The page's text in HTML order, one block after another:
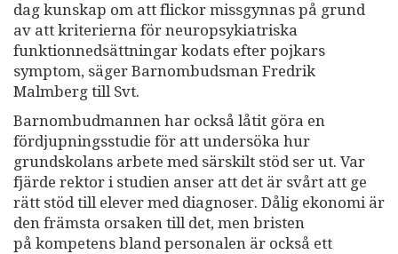
dag kunskap om att flickor missgynnas på grund
av att kriterierna för neuropsykiatriska
funktionnedsättningar kodats efter pojkars
symptom, säger Barnombudsman Fredrik
Malmberg till Svt.
Barnombudmannen har också låtit göra en
fördjupningsstudie för att undersöka hur
grundskolans arbete med särskilt stöd ser ut. Var
fjärde rektor i studien anser att det är svårt att ge
rätt stöd till elever med diagnoser. Dålig ekonomi är
den främsta orsaken till det, men bristen
på kompetens bland personalen är också ett